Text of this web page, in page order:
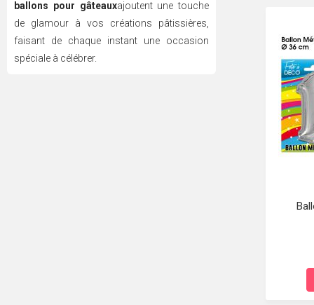
ballons pour gâteauxajoutent une touche
de glamour à vos créations pâtissières,
faisant de chaque instant une occasion
spéciale à célébrer.